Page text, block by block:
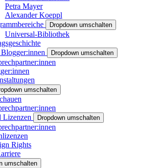
Petra Mayer
Alexander Koeppl
Dropdown umschalten
Universal-Bibliothek
Blogger:innen
Dropdown umschalten
umschalten
Lizenzen
Dropdown umschalten
Rights
umschalten